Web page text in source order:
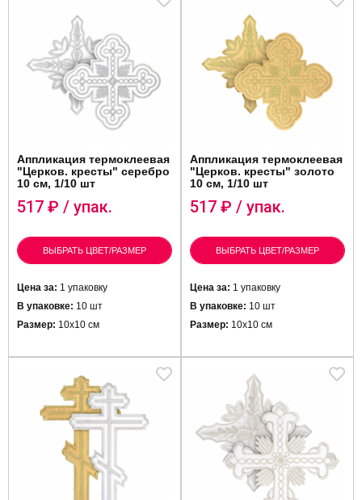
Аппликация термоклеевая
"Церков. кресты" серебро
10 см, 1/10 шт
517 ₽ / упак.
ВЫБРАТЬ ЦВЕТ/РАЗМЕР
Цена за: 1 упаковку
В упаковке: 10 шт
Размер: 10х10 см
Аппликация термоклеевая
"Церков. кресты" золото
10 см, 1/10 шт
517 ₽ / упак.
ВЫБРАТЬ ЦВЕТ/РАЗМЕР
Цена за: 1 упаковку
В упаковке: 10 шт
Размер: 10х10 см